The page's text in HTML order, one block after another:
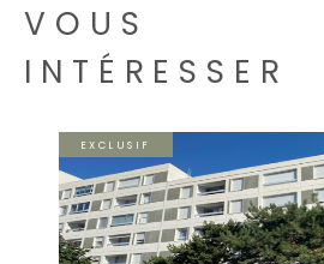
VOUS
INTÉRESSER
EXCLUSIF
VOIR LE BIEN